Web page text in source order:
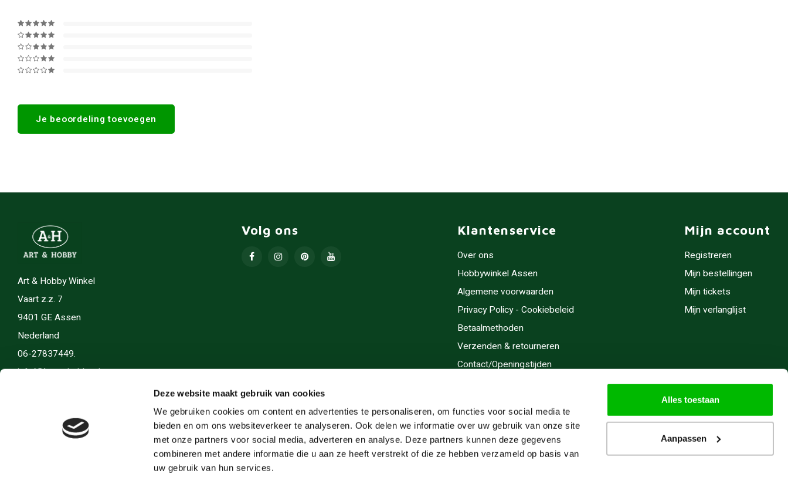
Deze website maakt gebruik van cookies
We gebruiken cookies om content en advertenties te personaliseren, om functies voor social media te
bieden en om ons websiteverkeer te analyseren. Ook delen we informatie over uw gebruik van onze site
met onze partners voor social media, adverteren en analyse. Deze partners kunnen deze gegevens
combineren met andere informatie die u aan ze heeft verstrekt of die ze hebben verzameld op basis van
uw gebruik van hun services.
Alles toestaan
Aanpassen
Je beoordeling toevoegen
Art & Hobby Winkel
Vaart z.z. 7
9401 GE Assen
Nederland
06-27837449.
info(@)artenhobby.nl.
Volg ons Klantenservice
Over ons
Hobbywinkel Assen
Algemene voorwaarden
Privacy Policy - Cookiebeleid
Betaalmethoden
Verzenden & retourneren
Contact/Openingstijden
Inlijsten
Servicegebieden
RSS-feed
Mijn account
Registreren
Mijn bestellingen
Mijn tickets
Mijn verlanglijst